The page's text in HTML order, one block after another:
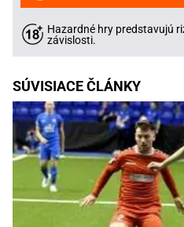
Hazardné hry predstavujú
závislosti.
SÚVISIACE ČLÁNKY